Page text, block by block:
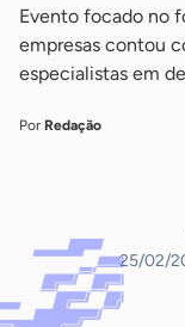
Evento focado no
empresas contou
especialistas em
Por Redação
25/02/